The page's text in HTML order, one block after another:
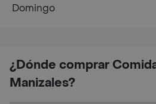
¿Dónde comprar
Manizales?
Domingo